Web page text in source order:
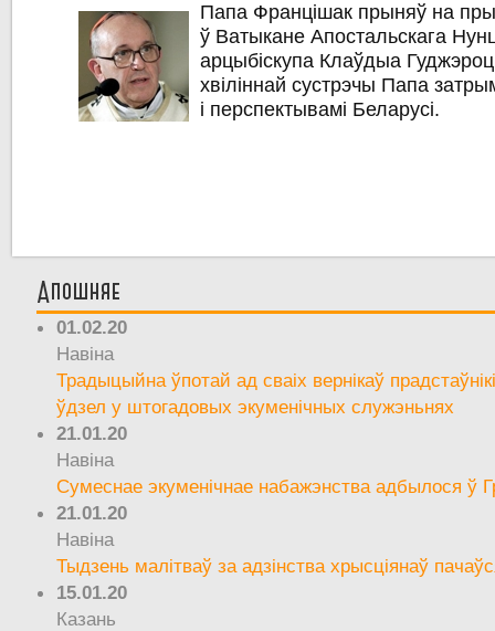
Папа Францішак прыняў на
ў Ватыкане Апостальскага
арцыбіскупа Клаўдыа
хвіліннай сустрэчы Папа
і перспектывамі Беларусі.
Апошняе
01.02.20
Навіна
Традыцыйна ўпотай ад сваіх вернікаў
ўдзел у штогадовых экуменічных служэньнях
21.01.20
Навіна
Сумеснае экуменічнае набажэнства адбылося ў
21.01.20
Навіна
Тыдзень малітваў за адзінства хрысціянаў
15.01.20
Казань